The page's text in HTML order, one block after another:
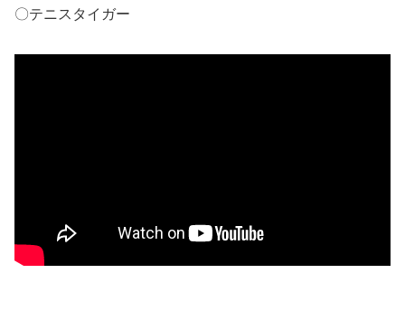
〇テニスタイガー